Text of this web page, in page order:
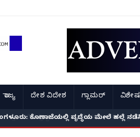
ರಾಜ್ಯ ದೇಶ ವಿದೇಶ ಗ್ಲಾಮರ್ ವಿಶೇಷ
ಚಲಿಸುತ್ತಿದ್ದ ಕಾರಿನ ಮೇಲೆ ಧರೆಗುರುಳಿದ ಬೃಹತ್